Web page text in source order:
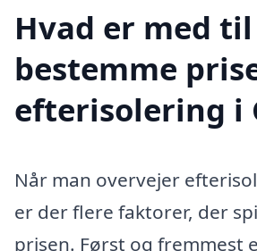
Hvad er med
bestemme
efterisolering i
Når man overvejer
er der flere faktorer, der
prisen. Først og fremmest